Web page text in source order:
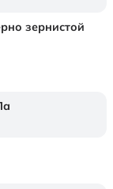
зернистой